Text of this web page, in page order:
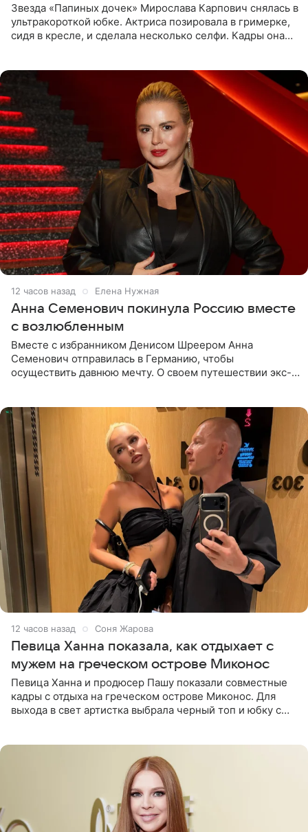
Звезда «Папиных дочек» Мирослава Карпович снялась в
ультракороткой юбке. Актриса позировала в гримерке,
сидя в кресле, и сделала несколько селфи. Кадры она
12 часов назад Елена Нужная
Анна Семенович покинула Россию вместе
с возлюбленным
Вместе с избранником Денисом Шреером Анна
Семенович отправилась в Германию, чтобы
осуществить давнюю мечту. О своем путешествии экс-
12 часов назад Соня Жарова
Певица Ханна показала, как отдыхает с
мужем на греческом острове Миконос
Певица Ханна и продюсер Пашу показали совместные
кадры с отдыха на греческом острове Миконос. Для
выхода в свет артистка выбрала черный топ и юбку с